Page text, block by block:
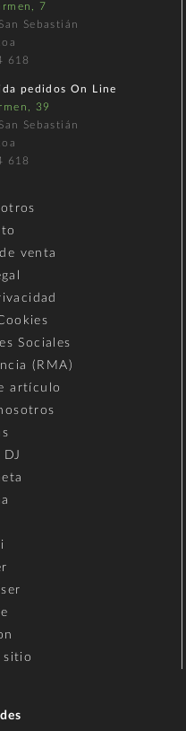
7
Sebastián
618
pedidos On Line
39
Sebastián
618
venta
Sociales
(RMA)
artículo
DJ
sitio